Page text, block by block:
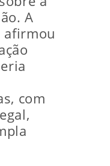
A
afirmou
com